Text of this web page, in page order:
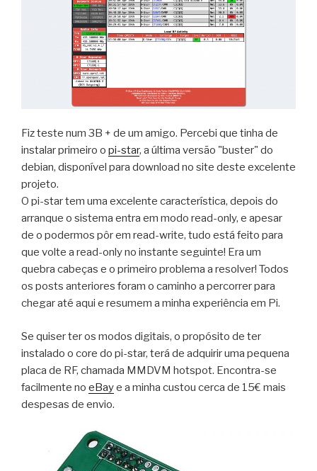
Fiz teste num 3B + de um amigo. Percebi que tinha de
instalar primeiro o pi-star, a última versão "buster" do
debian, disponível para download no site deste excelente
projeto.
O pi-star tem uma excelente característica, depois do
arranque o sistema entra em modo read-only, e apesar
de o podermos pôr em read-write, tudo está feito para
que volte a read-only no instante seguinte! Era um
quebra cabeças e o primeiro problema a resolver! Todos
os posts anteriores foram o caminho a percorrer para
chegar até aqui e resumem a minha experiência em Pi.
Se quiser ter os modos digitais, o propósito de ter
instalado o core do pi-star, terá de adquirir uma pequena
placa de RF, chamada MMDVM hotspot. Encontra-se
facilmente no eBaye a minha custou cerca de 15€ mais
despesas de envio.